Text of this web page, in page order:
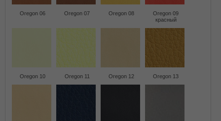
Oregon 06 Oregon 07 Oregon 08
Oregon 09
красный
Oregon 10 Oregon 11 Oregon 12 Oregon 13